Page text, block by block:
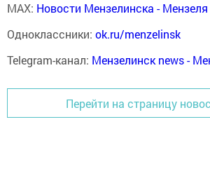
MAX: Новости Мензелинска -
Одноклассники: ok.ru/menzelinsk
Telegram-канал: Мензелинск news -
Перейти на страницу